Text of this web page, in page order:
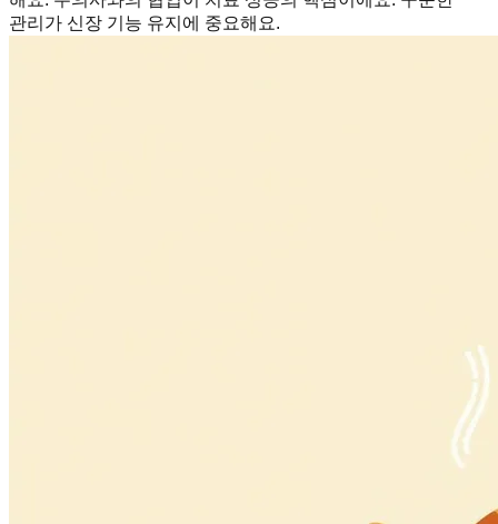
관리가 신장 기능 유지에 중요해요.